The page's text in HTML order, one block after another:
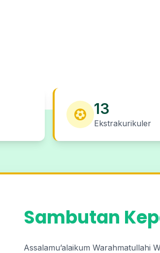
13
Ekstrakurikuler
Sambutan
Assalamu’alaikum Warahmatullahi